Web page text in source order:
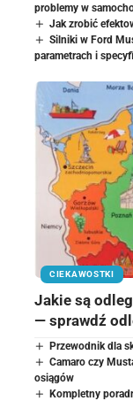
problemy w
Jak zrobić
Silniki w Ford
parametrach i
CIEKAWOSTKI
Jakie są
— sprawdź
Przewodnik dla
Camaro czy
osiągów
Kompletny